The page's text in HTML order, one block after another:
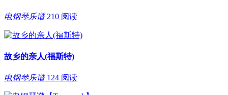
电钢琴乐谱 210 阅读
故乡的亲人(福斯特)
电钢琴乐谱 124 阅读